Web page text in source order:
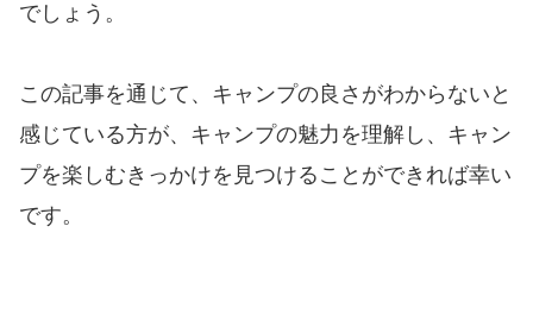
でしょう。
この記事を通じて、キャンプの良さがわからないと
感じている方が、キャンプの魅力を理解し、キャン
プを楽しむきっかけを見つけることができれば幸い
です。